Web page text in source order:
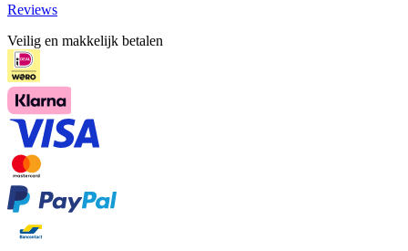
Reviews
Veilig en makkelijk betalen